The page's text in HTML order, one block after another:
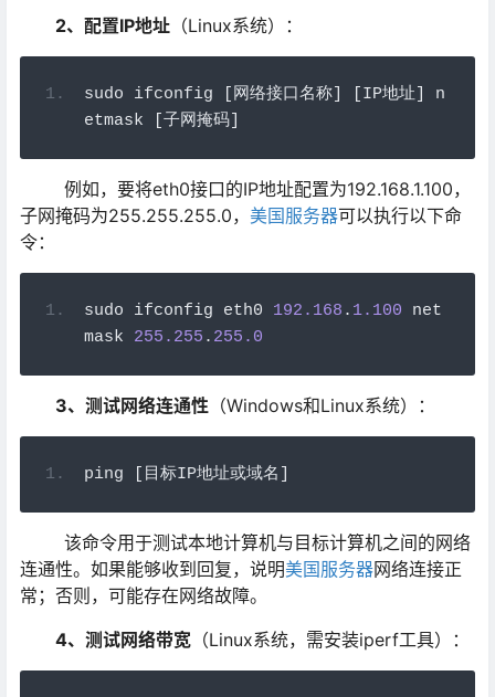
2、配置IP地址 （Linux系统）：
sudo ifconfig [网络接口名称] IP地址]
n
etmask
[子网掩码]
例如，要将eth0接口的IP地址配置为192.168.1.100，
子网掩码为255.255.255.0， 美国服务器可以执行以下命
令：
sudo ifconfig eth0 192.168 . 1.100 net
mask 255.255 . 255.0
3、测试网络连通性 （Windows和Linux系统）：
ping [目标IP地址或域名]
该命令用于测试本地计算机与目标计算机之间的网络
连通性。如果能够收到回复，说明美国服务器网络连接正
常；否则，可能存在网络故障。
4、测试网络带宽 （Linux系统，需安装iperf工具）：